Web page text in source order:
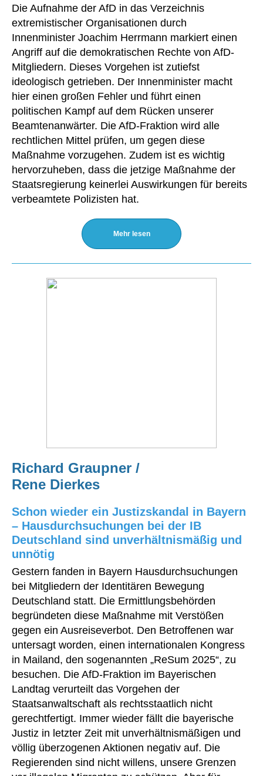
Die Aufnahme der AfD in das Verzeichnis
extremistischer Organisationen durch
Innenminister Joachim Herrmann markiert einen
Angriff auf die demokratischen Rechte von AfD-
Mitgliedern. Dieses Vorgehen ist zutiefst
ideologisch getrieben. Der Innenminister macht
hier einen großen Fehler und führt einen
politischen Kampf auf dem Rücken unserer
Beamtenanwärter. Die AfD-Fraktion wird alle
rechtlichen Mittel prüfen, um gegen diese
Maßnahme vorzugehen. Zudem ist es wichtig
hervorzuheben, dass die jetzige Maßnahme der
Staatsregierung keinerlei Auswirkungen für bereits
verbeamtete Polizisten hat.
Mehr lesen
Richard Graupner /
Rene Dierkes
Schon wieder ein Justizskandal in Bayern
– Hausdurchsuchungen bei der IB
Deutschland sind unverhältnismäßig und
unnötig
Gestern fanden in Bayern Hausdurchsuchungen
bei Mitgliedern der Identitären Bewegung
Deutschland statt. Die Ermittlungsbehörden
begründeten diese Maßnahme mit Verstößen
gegen ein Ausreiseverbot. Den Betroffenen war
untersagt worden, einen internationalen Kongress
in Mailand, den sogenannten „ReSum 2025“, zu
besuchen. Die AfD-Fraktion im Bayerischen
Landtag verurteilt das Vorgehen der
Staatsanwaltschaft als rechtsstaatlich nicht
gerechtfertigt. Immer wieder fällt die bayerische
Justiz in letzter Zeit mit unverhältnismäßigen und
völlig überzogenen Aktionen negativ auf. Die
Regierenden sind nicht willens, unsere Grenzen